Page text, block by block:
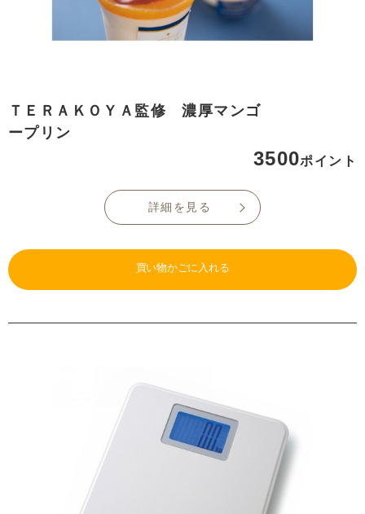
ＴＥＲＡＫＯＹＡ監修 濃厚マンゴ
ープリン
3500ポイント
詳細を見る
買い物かごに入れる